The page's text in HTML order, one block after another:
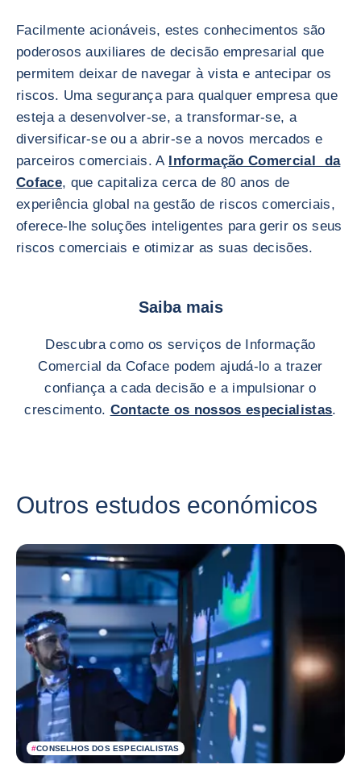
Facilmente acionáveis, estes conhecimentos são
poderosos auxiliares de decisão empresarial que
permitem deixar de navegar à vista e antecipar os
riscos. Uma segurança para qualquer empresa que
esteja a desenvolver-se, a transformar-se, a
diversificar-se ou a abrir-se a novos mercados e
parceiros comerciais. A Informação Comercial da
Coface, que capitaliza cerca de 80 anos de
experiência global na gestão de riscos comerciais,
oferece-lhe soluções inteligentes para gerir os seus
riscos comerciais e otimizar as suas decisões.
Saiba mais
Descubra como os serviços de Informação
Comercial da Coface podem ajudá-lo a trazer
confiança a cada decisão e a impulsionar o
crescimento. Contacte os nossos especialistas.
Outros estudos económicos
#CONSELHOS DOS ESPECIALISTAS